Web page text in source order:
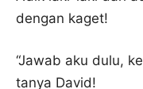
dengan kaget!
“Jawab aku dulu,
tanya David!